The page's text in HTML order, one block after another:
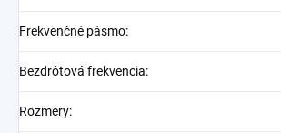
Frekvenčné pásmo:
Bezdrôtová frekvencia:
Rozmery: